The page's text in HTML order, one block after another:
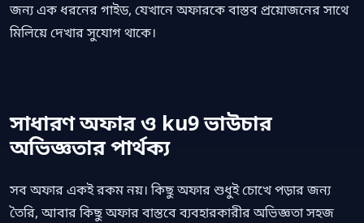
জন্য এক ধরনের গাইড, যেখানে অফারকে বাস্তব প্রয়োজনের সাথে
মিলিয়ে দেখার সুযোগ থাকে।
সাধারণ অফার ও ku9 ভাউচার
অভিজ্ঞতার পার্থক্য
সব অফার একই রকম নয়। কিছু অফার শুধুই চোখে পড়ার জন্য
তৈরি, আবার কিছু অফার বাস্তবে ব্যবহারকারীর অভিজ্ঞতা সহজ